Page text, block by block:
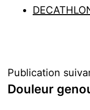
de
Publication
Douleur